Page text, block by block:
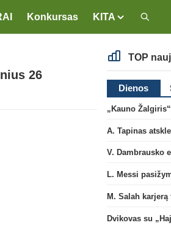
Konkursas KITA
26
TOP
Dienos
M. Salah